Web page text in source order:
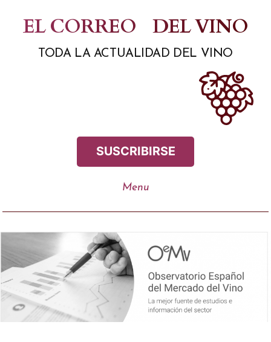
contenido
EL CORREO DEL VINO
TODA LA ACTUALIDAD DEL VINO
SUSCRIBIRSE